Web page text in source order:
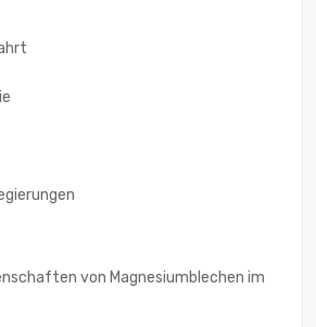
von Magnesiumblechen im